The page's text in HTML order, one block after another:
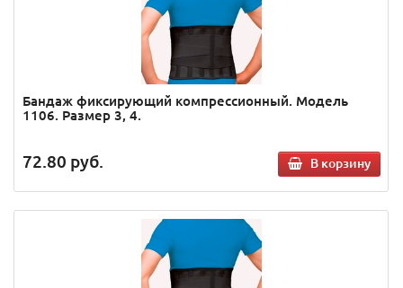
Бандаж фиксирующий компрессионный. Модель
1106. Размер 3, 4.
72.80 руб. В корзину